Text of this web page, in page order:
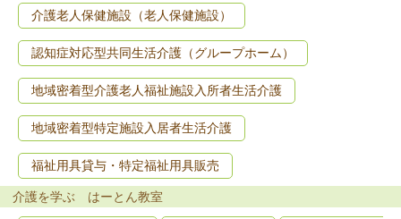
介護老人保健施設（老人保健施設）
認知症対応型共同生活介護（グループホーム）
地域密着型介護老人福祉施設入所者生活介護
地域密着型特定施設入居者生活介護
福祉用具貸与・特定福祉用具販売
介護を学ぶ はーとん教室